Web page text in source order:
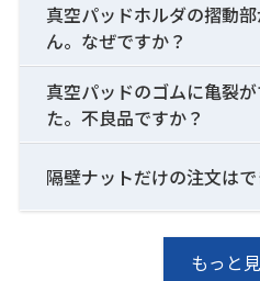
真空パッドホルダの摺動
ん。なぜですか？
真空パッドのゴムに亀裂
た。不良品ですか？
隔壁ナットだけの注文は
もっと